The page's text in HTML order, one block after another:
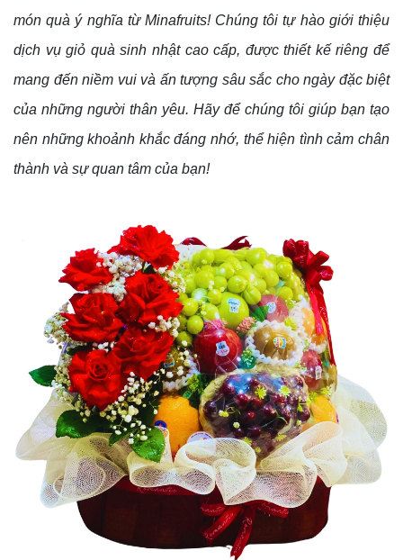
món quà ý nghĩa từ Minafruits! Chúng tôi tự hào giới thiệu
dịch vụ giỏ quà sinh nhật cao cấp, được thiết kế riêng để
mang đến niềm vui và ấn tượng sâu sắc cho ngày đặc biệt
của những người thân yêu. Hãy để chúng tôi giúp bạn tạo
nên những khoảnh khắc đáng nhớ, thể hiện tình cảm chân
thành và sự quan tâm của bạn!